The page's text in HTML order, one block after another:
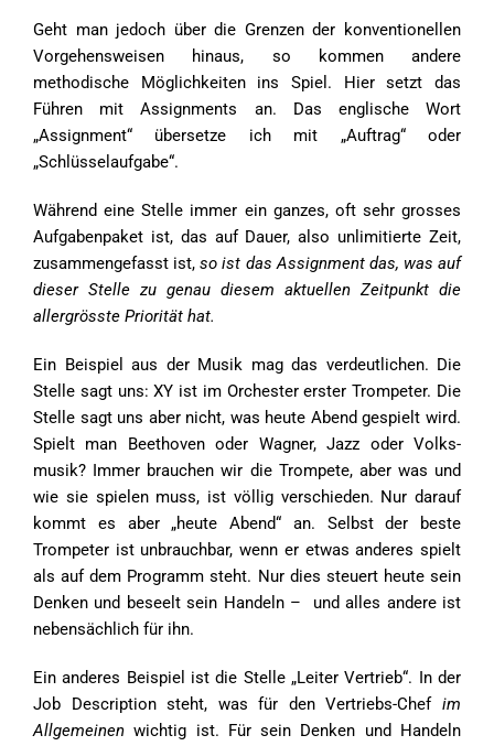
Geht man jedoch über die Grenzen der konventionellen
Vorgehensweisen hinaus, so kommen andere
methodische Möglichkeiten ins Spiel. Hier setzt das
Führen mit Assignments an. Das englische Wort
„Assignment“ übersetze ich mit „Auftrag“ oder
„Schlüsselaufgabe“.
Während eine Stelle immer ein ganzes, oft sehr grosses
Aufgabenpaket ist, das auf Dauer, also unlimitierte Zeit,
zusammengefasst ist,so ist das Assignment das, was auf
dieser Stelle zu genau diesem aktuellen Zeit­punkt die
allergrösste Priorität hat.
Ein Beispiel aus der Musik mag das verdeutlichen. Die
Stelle sagt uns: XY ist im Orchester erster Trompeter. Die
Stelle sagt uns aber nicht, was heute Abend gespielt wird.
Spielt man Beethoven oder Wagner, Jazz oder Volks­
musik? Immer brauchen wir die Trompete, aber was und
wie sie spielen muss, ist völlig verschieden. Nur darauf
kommt es aber „heute Abend“ an. Selbst der beste
Trompeter ist unbrauchbar, wenn er etwas anderes spielt
als auf dem Programm steht. Nur dies steuert heute sein
Denken und beseelt sein Handeln – und alles andere ist
nebensächlich für ihn.
Ein anderes Beispiel ist die Stelle „Leiter Vertrieb“. In der
Job Description steht, was für den Vertriebs-Chef im
Allgemeinen wichtig ist. Für sein Denken und Handeln